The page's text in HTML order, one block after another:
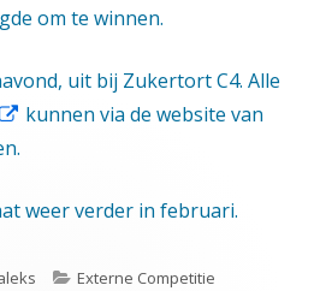
om te winnen.
uit bij Zukertort C4. Alle
Opent
nieuw
kunnen via de website van
weer verder in februari.
Categorieën
Externe Competitie